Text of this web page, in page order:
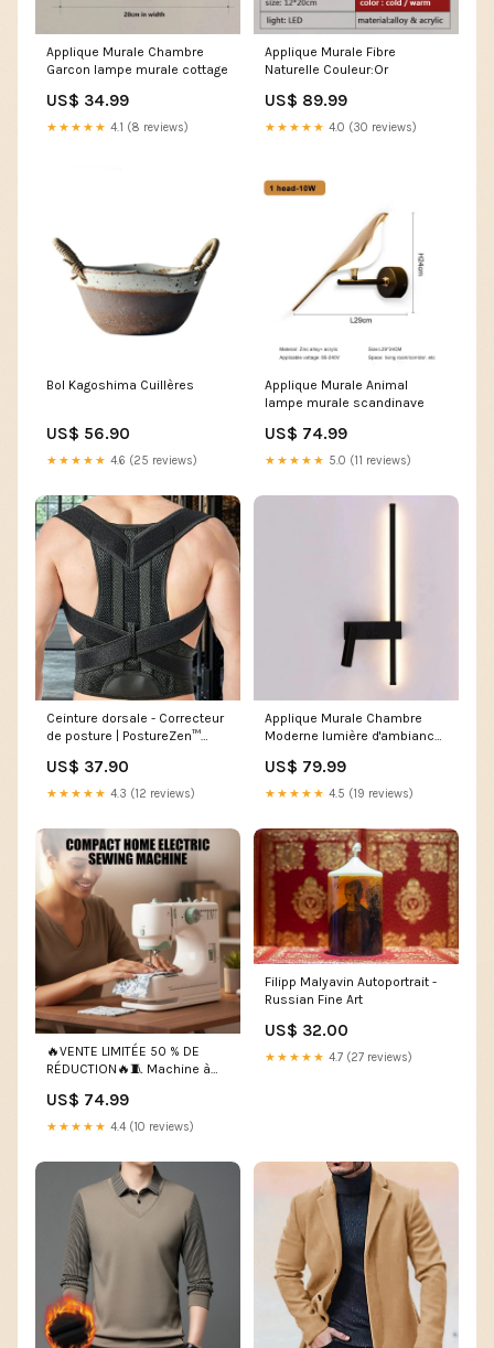
Applique Murale Chambre
Garcon lampe murale cottage
US$ 34.99
★★★★★ 4.1 (8 reviews)
Applique Murale Fibre
Naturelle Couleur:Or
US$ 89.99
★★★★★ 4.0 (30 reviews)
Bol Kagoshima Cuillères
US$ 56.90
★★★★★ 4.6 (25 reviews)
Applique Murale Animal
lampe murale scandinave
US$ 74.99
★★★★★ 5.0 (11 reviews)
Ceinture dorsale - Correcteur
de posture | PostureZen™
US$ 37.90
★★★★★ 4.3 (12 reviews)
Applique Murale Chambre
Moderne lumière d'ambiance
US$ 79.99
★★★★★ 4.5 (19 reviews)
🔥VENTE LIMITÉE 50 % DE
RÉDUCTION🔥🧵 Machine à
pour usage domestique 💯 裤
子
US$ 74.99
★★★★★ 4.4 (10 reviews)
Filipp Malyavin Autoportrait -
Russian Fine Art
US$ 32.00
★★★★★ 4.7 (27 reviews)